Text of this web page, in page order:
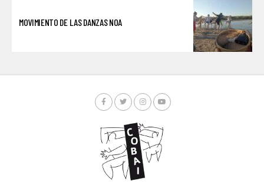
MOVIMIENTO DE LAS DANZAS NOA